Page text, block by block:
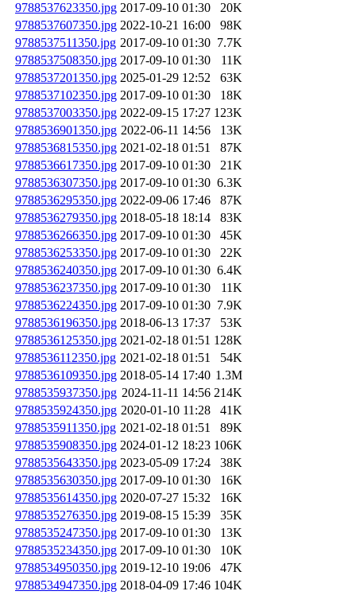
9788537623350.jpg 2017-09-10 01:30
20K
9788537607350.jpg 2022-10-21 16:00
98K
9788537511350.jpg 2017-09-10 01:30 7.7K
9788537508350.jpg 2017-09-10 01:30
11K
9788537201350.jpg 2025-01-29 12:52
63K
9788537102350.jpg 2017-09-10 01:30
18K
9788537003350.jpg 2022-09-15 17:27 123K
9788536901350.jpg 2022-06-11 14:56
13K
9788536815350.jpg 2021-02-18 01:51
87K
9788536617350.jpg 2017-09-10 01:30
21K
9788536307350.jpg 2017-09-10 01:30 6.3K
9788536295350.jpg 2022-09-06 17:46
87K
9788536279350.jpg 2018-05-18 18:14
83K
9788536266350.jpg 2017-09-10 01:30
45K
9788536253350.jpg 2017-09-10 01:30
22K
9788536240350.jpg 2017-09-10 01:30 6.4K
9788536237350.jpg 2017-09-10 01:30
11K
9788536224350.jpg 2017-09-10 01:30 7.9K
9788536196350.jpg 2018-06-13 17:37
53K
9788536125350.jpg 2021-02-18 01:51 128K
9788536112350.jpg 2021-02-18 01:51
54K
9788536109350.jpg 2018-05-14 17:40 1.3M
9788535937350.jpg 2024-11-11 14:56 214K
9788535924350.jpg 2020-01-10 11:28
41K
9788535911350.jpg 2021-02-18 01:51
89K
9788535908350.jpg 2024-01-12 18:23 106K
9788535643350.jpg 2023-05-09 17:24
38K
9788535630350.jpg 2017-09-10 01:30
16K
9788535614350.jpg 2020-07-27 15:32
16K
9788535276350.jpg 2019-08-15 15:39
35K
9788535247350.jpg 2017-09-10 01:30
13K
9788535234350.jpg 2017-09-10 01:30
10K
9788534950350.jpg 2019-12-10 19:06
47K
9788534947350.jpg 2018-04-09 17:46 104K